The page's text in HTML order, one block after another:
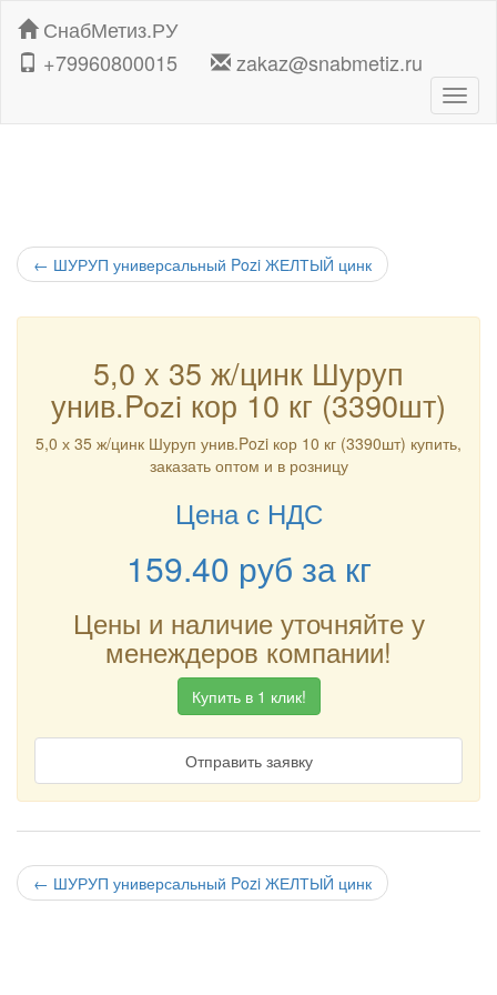
СнабМетиз.РУ
+79960800015
zakaz@snabmetiz.ru
← ШУРУП универсальный Pozi ЖЕЛТЫЙ цинк
5,0 х 35 ж/цинк Шуруп
унив.Pozi кор 10 кг (3390шт)
5,0 х 35 ж/цинк Шуруп унив.Pozi кор 10 кг (3390шт) купить,
заказать оптом и в розницу
Цена с НДС
159.40 руб за кг
Цены и наличие уточняйте у
менеждеров компании!
Купить в 1 клик!
Отправить заявку
← ШУРУП универсальный Pozi ЖЕЛТЫЙ цинк